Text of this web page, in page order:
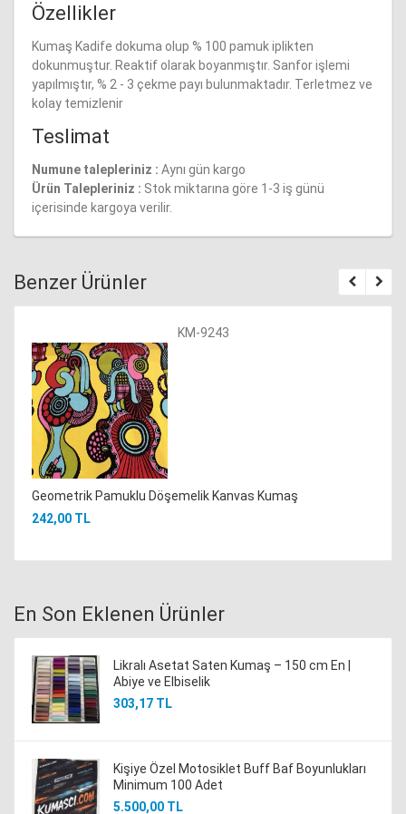
Suni Deri Giyimlik
Süper Alpaka Kumaşlar
Tülbent Kumaşlar
Viskon Kumaşlar
Özellikler
Kumaş Kadife dokuma olup % 100 pamuk iplikten
dokunmuştur. Reaktif olarak boyanmıştır. Sanfor işlemi
yapılmıştır, % 2 - 3 çekme payı bulunmaktadır. Terletmez ve
kolay temizlenir
Teslimat
Numune talepleriniz : Aynı gün kargo
Ürün Talepleriniz : Stok miktarına göre 1-3 iş günü
içerisinde kargoya verilir.
Benzer Ürünler
KM-9243
Geometrik Pamuklu Döşemelik Kanvas Kumaş
242,00 TL
En Son Eklenen Ürünler
Likralı Asetat Saten Kumaş – 150 cm En |
Abiye ve Elbiselik
303,17 TL
Kişiye Özel Motosiklet Buff Baf Boyunlukları
Minimum 100 Adet
5.500,00 TL